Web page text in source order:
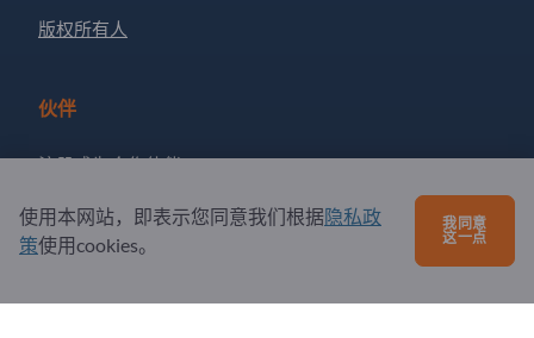
版权所有人
伙伴
注册成为合作伙伴
订阅新闻
使用本网站，即表示您同意我们根据隐私政
策使用cookies。
我同意
这一点